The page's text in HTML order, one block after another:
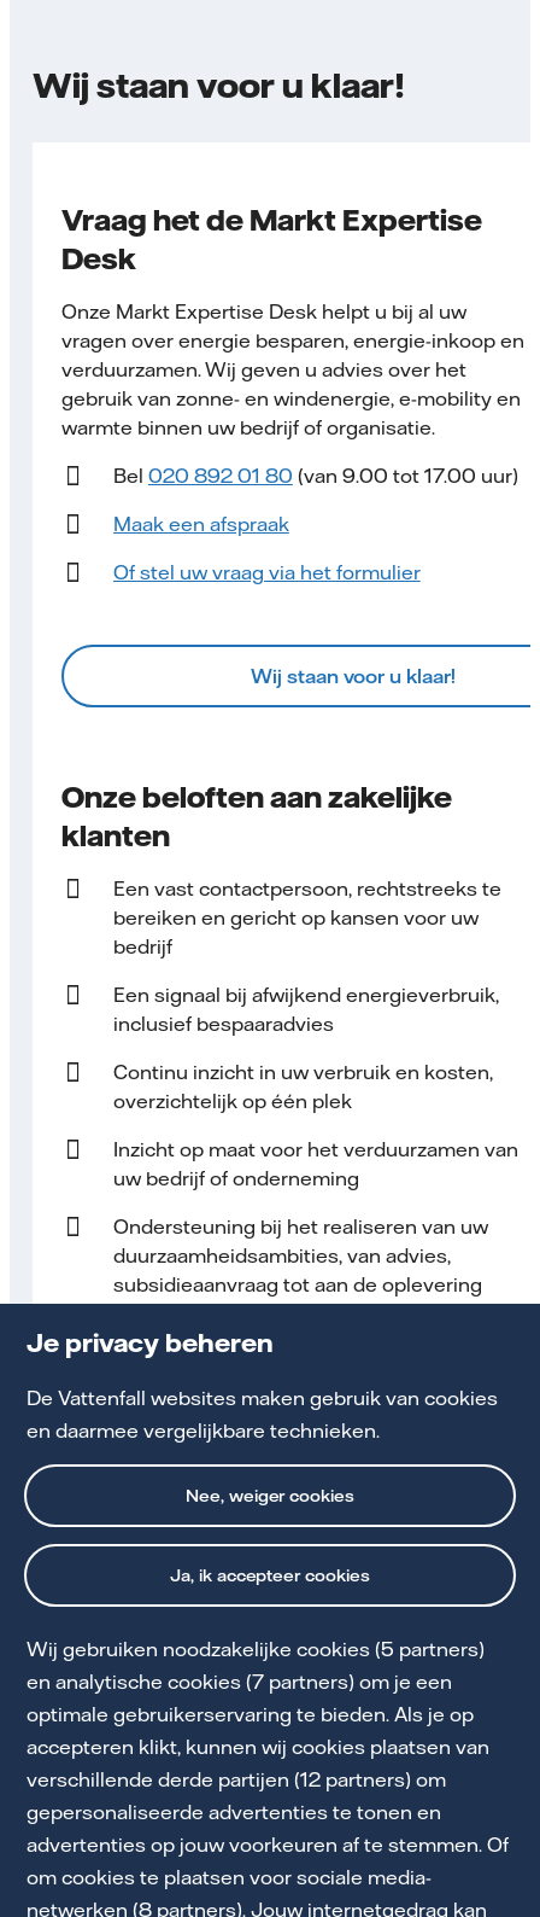
Je privacy beheren
De Vattenfall websites maken gebruik van cookies
en daarmee vergelijkbare technieken.
Ja, ik accepteer cookies
Nee, weiger cookies
Wij gebruiken noodzakelijke cookies (5 partners)
en analytische cookies (7 partners) om je een
optimale gebruikerservaring te bieden. Als je op
accepteren klikt, kunnen wij cookies plaatsen van
verschillende derde partijen (12 partners) om
gepersonaliseerde advertenties te tonen en
advertenties op jouw voorkeuren af te stemmen. Of
om cookies te plaatsen voor sociale media-
netwerken (8 partners). Jouw internetgedrag kan
Wij staan voor u klaar!
Vraag het de Markt Expertise
Desk
Onze Markt Expertise Desk helpt u bij al uw
vragen over energie besparen, energie-inkoop en
verduurzamen. Wij geven u advies over het
gebruik van zonne- en windenergie, e-mobility en
warmte binnen uw bedrijf of organisatie.
Bel 020 892 01 80 (van 9.00 tot 17.00 uur)
Maak een afspraak
Of stel uw vraag via het formulier
Wij staan voor u klaar!
Onze beloften aan zakelijke
klanten
Een vast contact­persoon, rechtstreeks te
bereiken en gericht op kansen voor uw
bedrijf
Een signaal bij afwijkend energieverbruik,
inclusief bespaaradvies
Continu inzicht in uw verbruik en kosten,
overzichtelijk op één plek
Inzicht op maat voor het verduurzamen van
uw bedrijf of onderneming
Ondersteuning bij het realiseren van uw
duurzaamheidsambities, van advies,
subsidieaanvraag tot aan de oplevering
Kies ook voor Vattenfall
Cookie Statement
Privacy & Voorwaarden
Downloads
Servicebeloften
Toegankelijkheid